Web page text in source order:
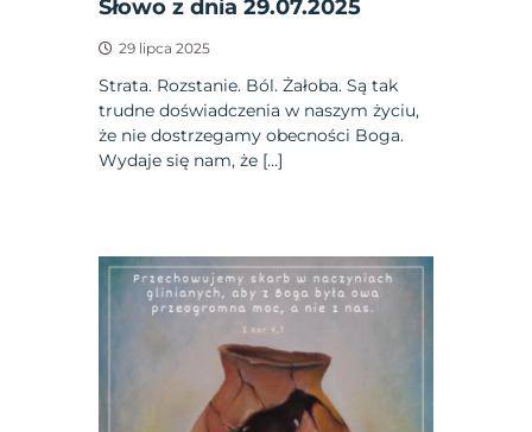
Słowo z dnia 29.07.2025
29 lipca 2025
Strata. Rozstanie. Ból. Żałoba. Są tak
trudne doświadczenia w naszym życiu,
że nie dostrzegamy obecności Boga.
Wydaje się nam, że […]